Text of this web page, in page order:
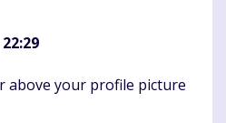
above your profile picture